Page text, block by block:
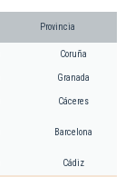
Provincia
Coruña
Granada
Cáceres
Barcelona
Cádiz